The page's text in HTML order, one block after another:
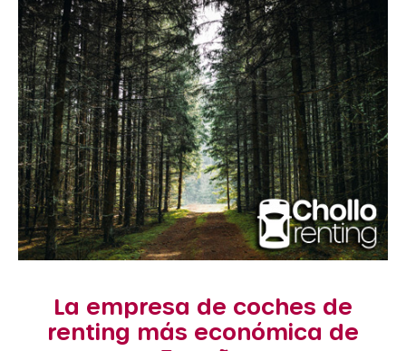
La empresa de coches de
renting más económica de